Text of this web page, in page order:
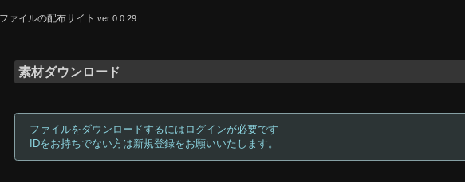
ァイルの配布サイト ver 0.0.29
素材ダウンロード
ファイルをダウンロードするにはログインが必要です
IDをお持ちでない方は新規登録をお願いいたします。